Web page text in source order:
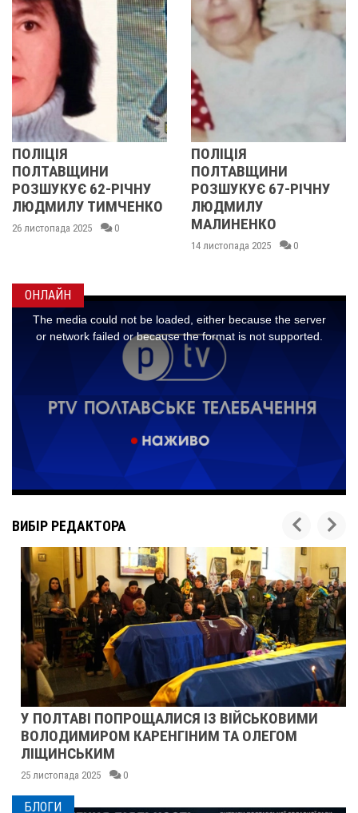
ПОЛІЦІЯ
ПОЛТАВЩИНИ
РОЗШУКУЄ 67-РІЧНУ
ЛЮДМИЛУ
МАЛИНЕНКО
У ПОЛТАВСЬКІЙ
ОБЛАСТІ
РОЗШУКУЮТЬ 62-
РІЧНУ ЗОЮ
14 листопада 2025
ОНЛАЙН
ВИБІР РЕДАКТОРА
У ПОЛТАВІ ПОПРОЩАЛИСЯ ІЗ ВІЙСЬКОВИМИ
ВОЛОДИМИРОМ КАРЕНГІНИМ ТА ОЛЕГОМ
ЛІЩИНСЬКИМ
25 листопада 2025 0
БЛОГИ